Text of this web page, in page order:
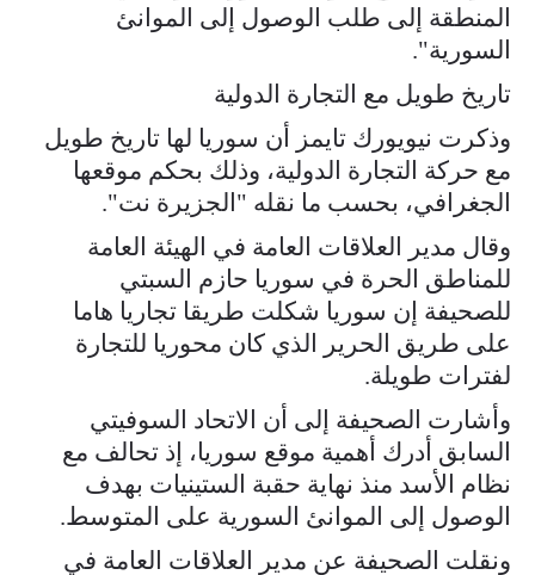
المنطقة إلى طلب الوصول إلى الموانئ
السورية".
تاريخ طويل مع التجارة الدولية
وذكرت نيويورك تايمز أن سوريا لها تاريخ طويل
مع حركة التجارة الدولية، وذلك بحكم موقعها
الجغرافي، بحسب ما نقله "الجزيرة نت".
وقال مدير العلاقات العامة في الهيئة العامة
للمناطق الحرة في سوريا حازم السبتي
للصحيفة إن سوريا شكلت طريقا تجاريا هاما
على طريق الحرير الذي كان محوريا للتجارة
لفترات طويلة.
وأشارت الصحيفة إلى أن الاتحاد السوفيتي
السابق أدرك أهمية موقع سوريا، إذ تحالف مع
نظام الأسد منذ نهاية حقبة الستينيات بهدف
الوصول إلى الموانئ السورية على المتوسط.
ونقلت الصحيفة عن مدير العلاقات العامة في